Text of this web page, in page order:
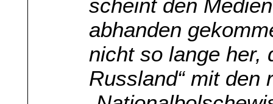
scheint den
abhanden
nicht so lange her,
Russland“ mit den